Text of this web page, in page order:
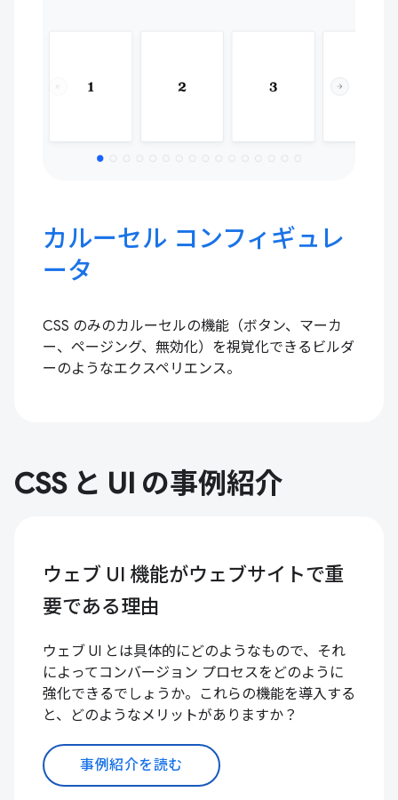
カルーセル コンフィギュレ
ータ
CSS のみのカルーセルの機能（ボタン、マーカ
ー、ページング、無効化）を視覚化できるビルダ
ーのようなエクスペリエンス。
CSS と UI の事例紹介
ウェブ UI 機能がウェブサイトで重
要である理由
ウェブ UI とは具体的にどのようなもので、それ
によってコンバージョン プロセスをどのように
強化できるでしょうか。これらの機能を導入する
と、どのようなメリットがありますか？
事例紹介を読む